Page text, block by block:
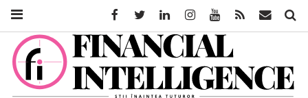
FacebookTwitter LinkedinInstagramYoutube Feed Mail